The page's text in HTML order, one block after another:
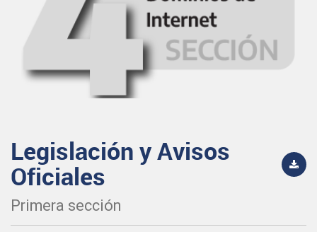
Legislación y Avisos
Oficiales
Primera sección